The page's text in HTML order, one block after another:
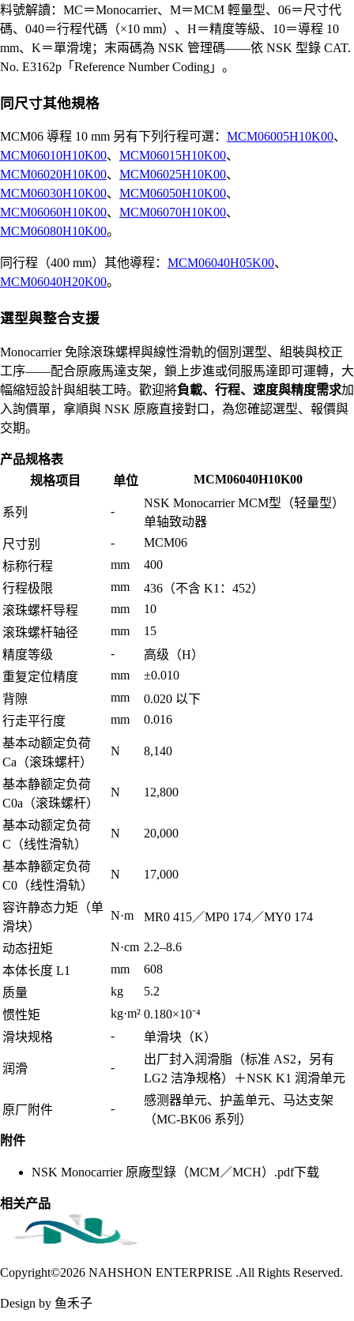
料號解讀：MC＝Monocarrier、M＝MCM 輕量型、06＝尺寸代
碼、040＝行程代碼（×10 mm）、H＝精度等級、10＝導程 10
mm、K＝單滑塊；末兩碼為 NSK 管理碼——依 NSK 型錄 CAT.
No. E3162p「Reference Number Coding」。
同尺寸其他規格
MCM06 導程 10 mm 另有下列行程可選： MCM06005H10K00、
MCM06010H10K00、 MCM06015H10K00、
MCM06020H10K00、 MCM06025H10K00、
MCM06030H10K00、 MCM06050H10K00、
MCM06060H10K00、 MCM06070H10K00、
MCM06080H10K00。
同行程（400 mm）其他導程： MCM06040H05K00、
MCM06040H20K00。
選型與整合支援
Monocarrier 免除滾珠螺桿與線性滑軌的個別選型、組裝與校正
工序——配合原廠馬達支架，鎖上步進或伺服馬達即可運轉，大
幅縮短設計與組裝工時。歡迎將負載、行程、速度與精度需求加
入詢價單，拿順與 NSK 原廠直接對口，為您確認選型、報價與
交期。
产品规格表
规格项目
单位 MCM06040H10K00
系列 -
NSK Monocarrier MCM型（轻量型）
单轴致动器
尺寸别
-
MCM06
标称行程
mm
400
行程极限
mm
436（不含 K1：452）
滚珠螺杆导程
mm
10
滚珠螺杆轴径
mm
15
精度等级
-
高级（H）
重复定位精度
mm
±0.010
背隙
mm
0.020 以下
行走平行度
mm
0.016
基本动额定负荷
Ca（滚珠螺杆）
N 8,140
基本静额定负荷
C0a（滚珠螺杆）
N 12,800
基本动额定负荷
C（线性滑轨）
N 20,000
基本静额定负荷
C0（线性滑轨）
N 17,000
容许静态力矩（单
滑块）
N·m MR0 415／MP0 174／MY0 174
动态扭矩 N·cm 2.2–8.6
本体长度 L1
mm
608
质量
kg
5.2
惯性矩
kg·m² 0.180×10⁻⁴
滑块规格
- 单滑块（K）
润滑 -
出厂封入润滑脂（标准 AS2，另有
LG2 洁净规格）＋NSK K1 润滑单元
原厂附件 -
感测器单元、护盖单元、马达支架
（MC-BK06 系列）
附件
NSK Monocarrier 原廠型錄（MCM／MCH）.pdf下载
相关产品
Copyright©2026 NAHSHON ENTERPRISE .All Rights Reserved.
Design by 鱼禾子